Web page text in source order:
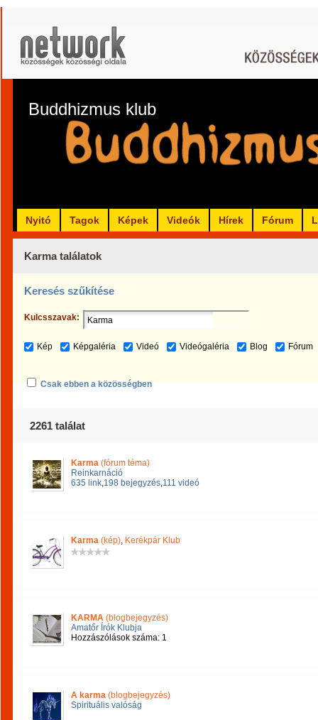
Buddhizmus klub
Nyitó Tagok Képek Videók Hírek Fórum
Karma találatok
Keresés szűkítése
Kulcsszavak:
Kép Képgaléria Videó Videógaléria Blog Fórum
Csak ebben a közösségben
2261 találat
Karma (fórum téma)
Reinkarnáció
635 link,198 bejegyzés,111 videó
Karma (kép), Kerékpár Klub
KARMA (blogbejegyzés)
Amatőr Írók Klubja
Hozzászólások száma: 1
A karma (blogbejegyzés)
Spirituális valóság